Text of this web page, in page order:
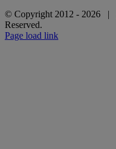
© Copyright 2012 - 2026 |
Reserved.
Page load link